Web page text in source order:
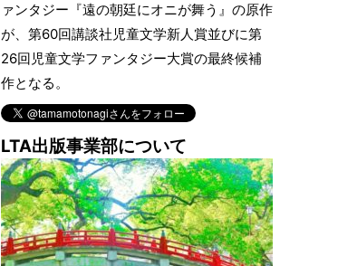
ァンタジー『遠の朝廷にオニが舞う』の原作
が、第60回講談社児童文学新人賞並びに第
26回児童文学ファンタジー大賞の最終候補
作となる。
LTA出版事業部について